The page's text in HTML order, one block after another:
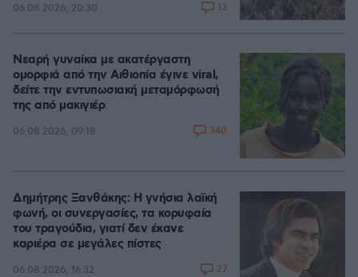
06.08.2026, 20:30 13
Νεαρή γυναίκα με ακατέργαστη
ομορφιά από την Αιθιοπία έγινε viral,
δείτε την εντυπωσιακή μεταμόρφωσή
της από μακιγιέρ
06.08.2026, 09:18 340
Δημήτρης Ξανθάκης: Η γνήσια λαϊκή
φωνή, οι συνεργασίες, τα κορυφαία
του τραγούδια, γιατί δεν έκανε
καριέρα σε μεγάλες πίστες
06.08.2026, 16:32 27